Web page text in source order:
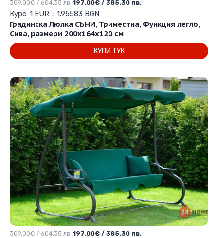
Градинска Люлка СЪНИ, Триместна, Функция легло,
Сива, размери 200х164х120 см
309.00€/ 604.35 лв. Original
price
was:
309.00€
/
604.35 лв..
197.00€ / 385.30 лв.Текущата
е:
/
Курс: 1 EUR = 1.95583 BGN
КУПИ ТУК
309.00€/ 604.35 лв. Original
197.00€ / 385.30 лв.